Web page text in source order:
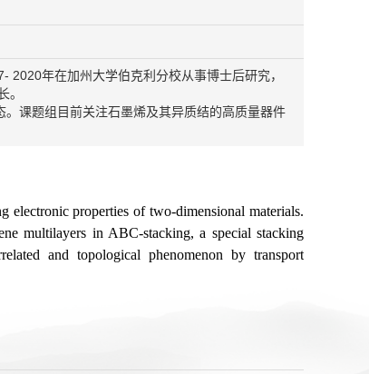
年在加州大学伯克利分校从事博士后研究，
。
课题组目前关注石墨烯及其异质结的高质量器件
electronic properties of two-dimensional materials.
multilayers in ABC-stacking, a special stacking
and topological phenomenon by transport